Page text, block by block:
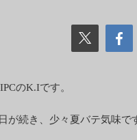
のK.Iです。
が続き、少々夏バテ気味で